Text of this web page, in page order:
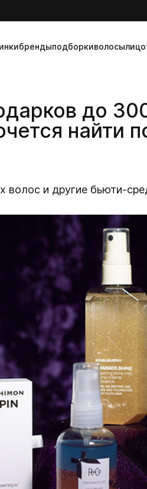
брендыподборкиволосылицо
до
найти
и другие бьюти-